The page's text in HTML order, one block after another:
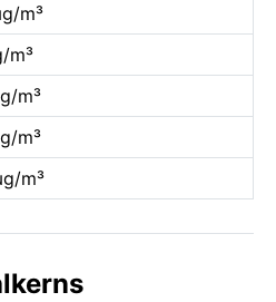
m³
m³
m³
m³
m³